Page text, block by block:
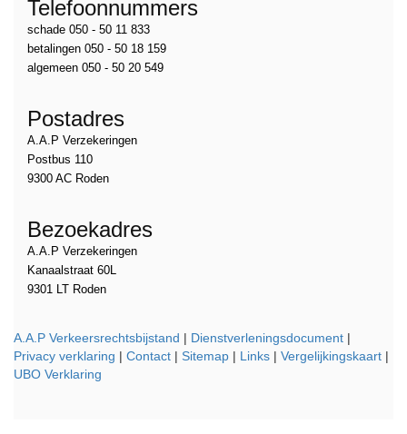
Telefoonnummers
schade 050 - 50 11 833
betalingen 050 - 50 18 159
algemeen 050 - 50 20 549
Postadres
A.A.P Verzekeringen
Postbus 110
9300 AC Roden
Bezoekadres
A.A.P Verzekeringen
Kanaalstraat 60L
9301 LT Roden
A.A.P Verkeersrechtsbijstand | Dienstverleningsdocument |
Privacy verklaring | Contact | Sitemap | Links | Vergelijkingskaart |
UBO Verklaring